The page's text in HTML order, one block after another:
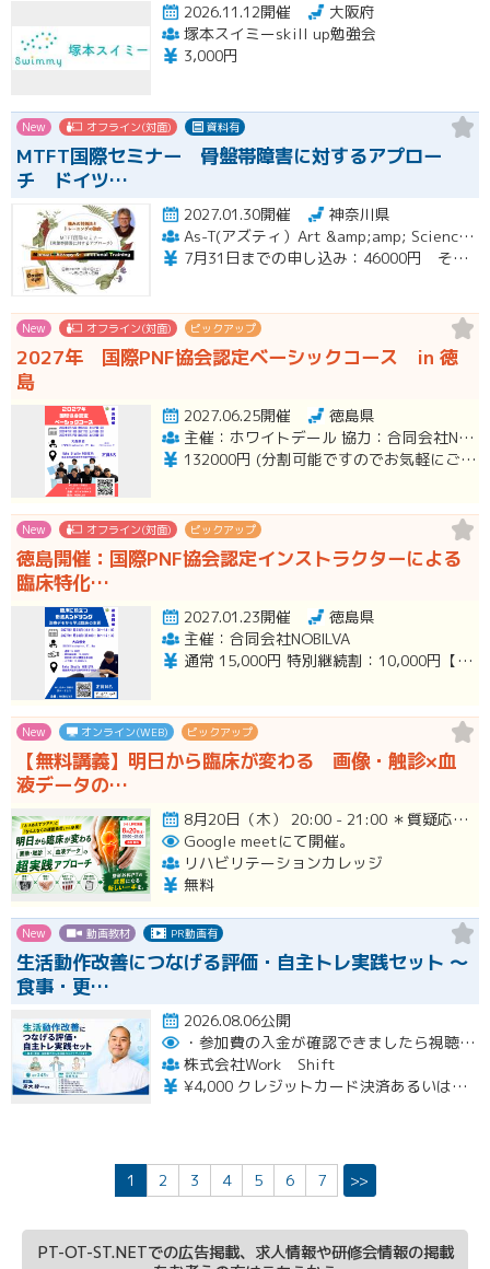
2026.11.12開催
大阪府
塚本スイミーskill up勉強会
3,000円
New オフライン(対面) 資料有
MTFT国際セミナー 骨盤帯障害に対するアプロー
チ ドイツ…
2027.01.30開催
神奈川県
As-T(アズティ）Art &amp;amp; Science for therapists
7月31日までの申し込み：46000円 その後49000円
New オフライン(対面) ピックアップ
2027年 国際PNF協会認定ベーシックコース in 徳
島
2027.06.25開催
徳島県
主催：ホワイトデール 協力：合同会社NOBILVA
132000円 (分割可能ですのでお気軽にご相談ください。)
New オフライン(対面) ピックアップ
徳島開催：国際PNF協会認定インストラクターによる
臨床特化…
2027.01.23開催
徳島県
主催：合同会社NOBILVA
通常 15,000円 特別継続割：10,000円【2026年10/月の講習会参加者】 ペア割：12,000円/人
New オンライン(WEB) ピックアップ
【無料講義】明日から臨床が変わる 画像・触診×血
液データの…
8月20日（木） 20:00 - 21:00 ＊質疑応答とアンケート回答の時間を含みます。終了時間は余裕を持っ…開催
Google meetにて開催。
リハビリテーションカレッジ
無料
New 動画教材 PR動画有
生活動作改善につなげる評価・自主トレ実践セット ～
食事・更…
2026.08.06公開
・参加費の入金が確認できましたら視聴用URLとパスワードおよび資料をお申込みいただきましたメールアドレスに送付します。
株式会社Work Shift
¥4,000 クレジットカード決済あるいは銀行振込となります。
1 2 3 4 5 6 7 >>
PT-OT-ST.NETでの広告掲載、求人情報や研修会情報の掲載